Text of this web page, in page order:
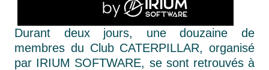
Durant deux jours, une douzaine de
membres du Club CATERPILLAR, organisé
par IRIUM SOFTWARE, se sont retrouvés à